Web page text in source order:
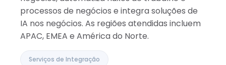
processos de negócios e integra soluções de
IA nos negócios. As regiões atendidas incluem
APAC, EMEA e América do Norte.
Serviços de Integração